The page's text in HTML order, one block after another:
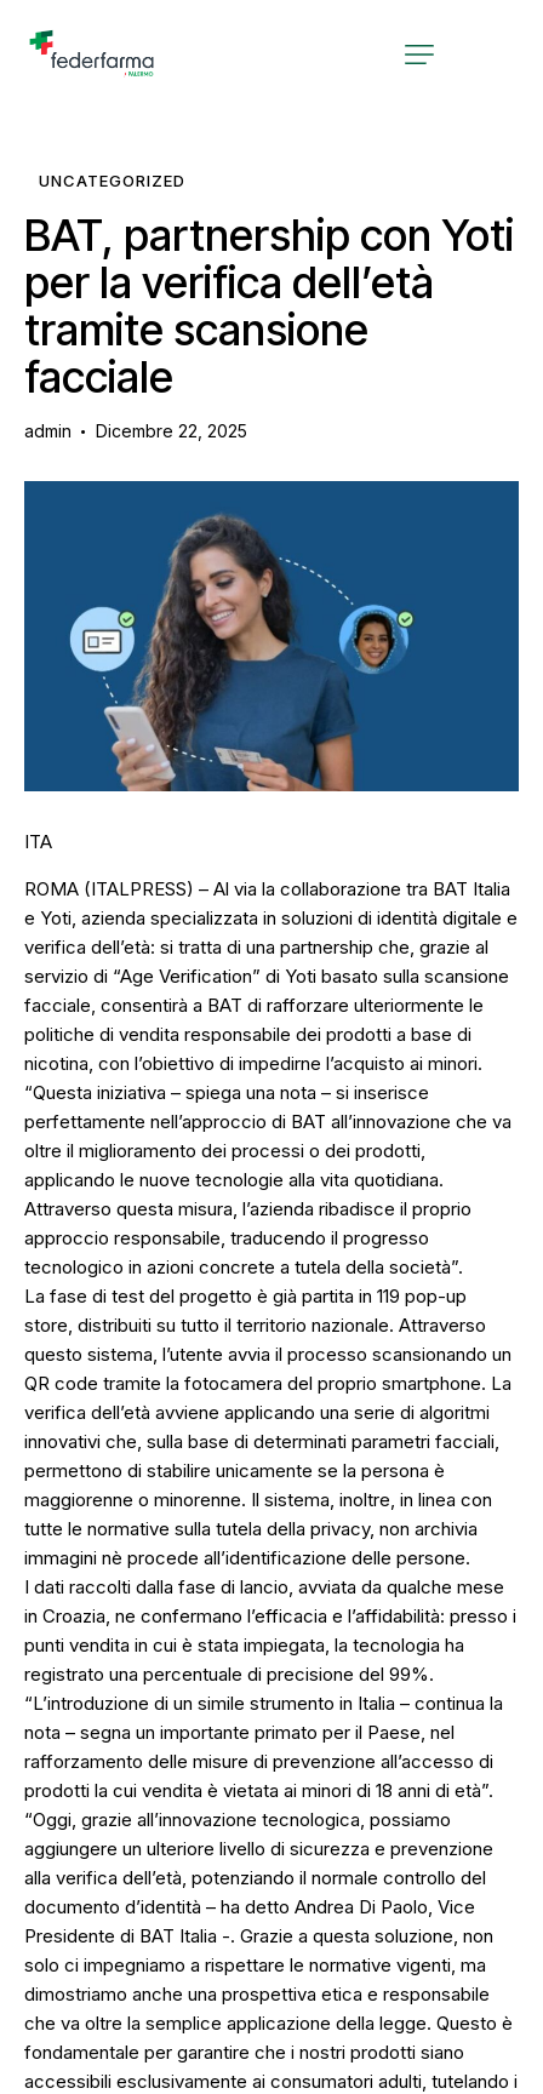
UNCATEGORIZED
BAT, partnership con Yoti
per la verifica dell’età
tramite scansione
facciale
admin Dicembre 22, 2025
ITA
ROMA (ITALPRESS) – Al via la collaborazione tra BAT Italia
e Yoti, azienda specializzata in soluzioni di identità digitale e
verifica dell’età: si tratta di una partnership che, grazie al
servizio di “Age Verification” di Yoti basato sulla scansione
facciale, consentirà a BAT di rafforzare ulteriormente le
politiche di vendita responsabile dei prodotti a base di
nicotina, con l’obiettivo di impedirne l’acquisto ai minori.
“Questa iniziativa – spiega una nota – si inserisce
perfettamente nell’approccio di BAT all’innovazione che va
oltre il miglioramento dei processi o dei prodotti,
applicando le nuove tecnologie alla vita quotidiana.
Attraverso questa misura, l’azienda ribadisce il proprio
approccio responsabile, traducendo il progresso
tecnologico in azioni concrete a tutela della società”.
La fase di test del progetto è già partita in 119 pop-up
store, distribuiti su tutto il territorio nazionale. Attraverso
questo sistema, l’utente avvia il processo scansionando un
QR code tramite la fotocamera del proprio smartphone. La
verifica dell’età avviene applicando una serie di algoritmi
innovativi che, sulla base di determinati parametri facciali,
permettono di stabilire unicamente se la persona è
maggiorenne o minorenne. Il sistema, inoltre, in linea con
tutte le normative sulla tutela della privacy, non archivia
immagini nè procede all’identificazione delle persone.
I dati raccolti dalla fase di lancio, avviata da qualche mese
in Croazia, ne confermano l’efficacia e l’affidabilità: presso i
punti vendita in cui è stata impiegata, la tecnologia ha
registrato una percentuale di precisione del 99%.
“L’introduzione di un simile strumento in Italia – continua la
nota – segna un importante primato per il Paese, nel
rafforzamento delle misure di prevenzione all’accesso di
prodotti la cui vendita è vietata ai minori di 18 anni di età”.
“Oggi, grazie all’innovazione tecnologica, possiamo
aggiungere un ulteriore livello di sicurezza e prevenzione
alla verifica dell’età, potenziando il normale controllo del
documento d’identità – ha detto Andrea Di Paolo, Vice
Presidente di BAT Italia -. Grazie a questa soluzione, non
solo ci impegniamo a rispettare le normative vigenti, ma
dimostriamo anche una prospettiva etica e responsabile
che va oltre la semplice applicazione della legge. Questo è
fondamentale per garantire che i nostri prodotti siano
accessibili esclusivamente ai consumatori adulti, tutelando i